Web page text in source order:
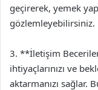
geçirerek, yemek
gözlemleyebilirsiniz.
3. **İletişim
ihtiyaçlarınızı ve
aktarmanızı sağlar.